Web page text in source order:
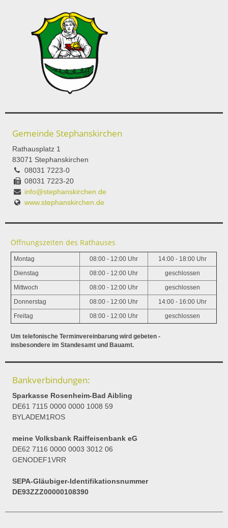
Gemeinde Stephanskirchen
Rathausplatz 1
83071 Stephanskirchen
08031 7223-0
08031 7223-20
info@stephanskirchen.de
www.stephanskirchen.de
Öffnungszeiten des Rathauses
Montag 08:00 - 12:00 Uhr 14:00 - 18:00 Uhr
Dienstag 08:00 - 12:00 Uhr geschlossen
Mittwoch 08:00 - 12:00 Uhr geschlossen
Donnerstag 08:00 - 12:00 Uhr 14:00 - 16:00 Uhr
Freitag 08:00 - 12:00 Uhr geschlossen
Um telefonische Terminvereinbarung wird gebeten -
insbesondere im Standesamt und Bauamt.
Bankverbindungen:
Sparkasse Rosenheim-Bad Aibling
DE61 7115 0000 0000 1008 59
BYLADEM1ROS
meine Volksbank Raiffeisenbank eG
DE62 7116 0000 0003 3012 06
GENODEF1VRR
SEPA-Gläubiger-Identifikationsnummer
DE93ZZZ00000108390